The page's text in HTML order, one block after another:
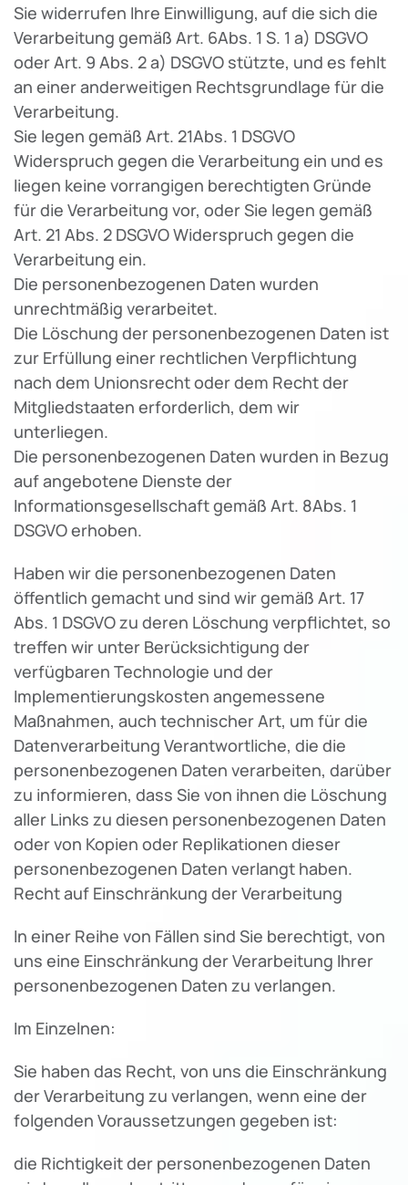
Sie widerrufen Ihre Einwilligung, auf die sich die
Verarbeitung gemäß Art. 6Abs. 1 S. 1 a) DSGVO
oder Art. 9 Abs. 2 a) DSGVO stützte, und es fehlt
an einer anderweitigen Rechtsgrundlage für die
Verarbeitung.
Sie legen gemäß Art. 21Abs. 1 DSGVO
Widerspruch gegen die Verarbeitung ein und es
liegen keine vorrangigen berechtigten Gründe
für die Verarbeitung vor, oder Sie legen gemäß
Art. 21 Abs. 2 DSGVO Widerspruch gegen die
Verarbeitung ein.
Die personenbezogenen Daten wurden
unrechtmäßig verarbeitet.
Die Löschung der personenbezogenen Daten ist
zur Erfüllung einer rechtlichen Verpflichtung
nach dem Unionsrecht oder dem Recht der
Mitgliedstaaten erforderlich, dem wir
unterliegen.
Die personenbezogenen Daten wurden in Bezug
auf angebotene Dienste der
Informationsgesellschaft gemäß Art. 8Abs. 1
DSGVO erhoben.
Haben wir die personenbezogenen Daten
öffentlich gemacht und sind wir gemäß Art. 17
Abs. 1 DSGVO zu deren Löschung verpflichtet, so
treffen wir unter Berücksichtigung der
verfügbaren Technologie und der
Implementierungskosten angemessene
Maßnahmen, auch technischer Art, um für die
Datenverarbeitung Verantwortliche, die die
personenbezogenen Daten verarbeiten, darüber
zu informieren, dass Sie von ihnen die Löschung
aller Links zu diesen personenbezogenen Daten
oder von Kopien oder Replikationen dieser
personenbezogenen Daten verlangt haben.
Recht auf Einschränkung der Verarbeitung
In einer Reihe von Fällen sind Sie berechtigt, von
uns eine Einschränkung der Verarbeitung Ihrer
personenbezogenen Daten zu verlangen.
Im Einzelnen:
Sie haben das Recht, von uns die Einschränkung
der Verarbeitung zu verlangen, wenn eine der
folgenden Voraussetzungen gegeben ist:
die Richtigkeit der personenbezogenen Daten